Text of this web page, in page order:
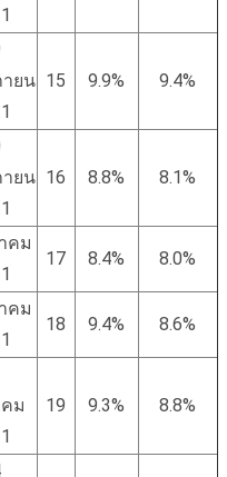
ยน 15 9.9% 9.4%
ยน 16 8.8% 8.1%
คม
17 8.4% 8.0%
คม
18 9.4% 8.6%
ม
19 9.3% 8.8%